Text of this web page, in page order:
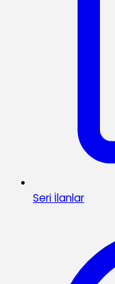
Seri İlanlar